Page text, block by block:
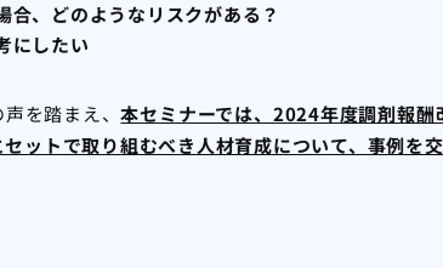
合、どのようなリスクがある？
にしたい
を踏まえ、本セミナーでは、2024年度調剤報
ットで取り組むべき人材育成について、事例を交